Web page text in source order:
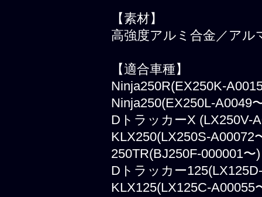
【素材】
高強度アルミ合金／アル
【適合車種】
Ninja250R(EX250K-
Ninja250(EX250L-A0049
DトラッカーX (LX250V-
KLX250(LX250S-A00072
250TR(BJ250F-000001〜)
Dトラッカー
KLX125(LX125C-A00055